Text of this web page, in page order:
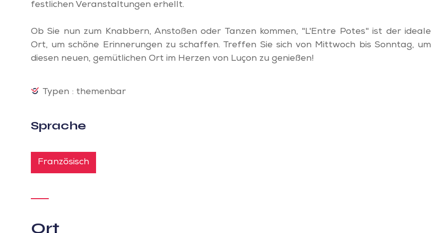
festlichen Veranstaltungen erhellt.
Ob Sie nun zum Knabbern, Anstoßen oder Tanzen kommen, "L'Entre Potes" ist der ideale
Ort, um schöne Erinnerungen zu schaffen. Treffen Sie sich von Mittwoch bis Sonntag, um
diesen neuen, gemütlichen Ort im Herzen von Luçon zu genießen!
Typen : themenbar
Sprache
Französisch
Ort